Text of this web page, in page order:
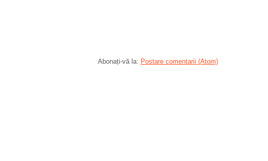
Abonați-vă la: Postare comentarii (Atom)